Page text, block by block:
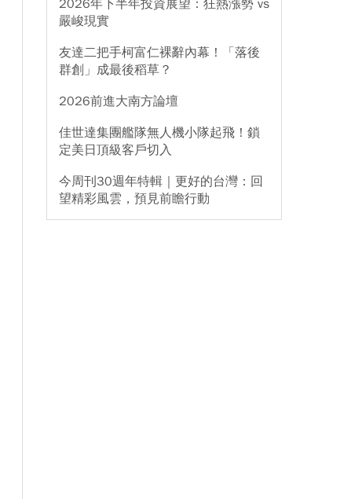
2026年下半年投資展望：狂熱漲勢 vs
嚴峻現實
友達二把手柯富仁裸辭內幕！「落後
群創」成最後稻草？
2026前進大南方論壇
佳世達集團艦隊無人機小隊起飛！鎖
定美日頂級客戶切入
今周刊30週年特輯｜更好的台灣：回
望精彩風雲，預見前瞻行動